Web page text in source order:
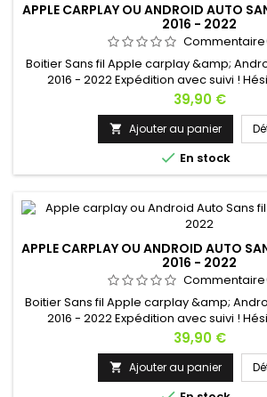
APPLE CARPLAY OU ANDROID AUTO
2016 - 2022
Boitier Sans fil Apple carplay &amp;
2016 - 2022 Expédition avec suivi !
contacter si vous avez une
Prix
39,90 €
 Ajouter au panier
 En stock
APPLE CARPLAY OU ANDROID AUTO
2016 - 2022
Boitier Sans fil Apple carplay &amp;
2016 - 2022 Expédition avec suivi !
contacter si vous avez une
Prix
39,90 €
 Ajouter au panier